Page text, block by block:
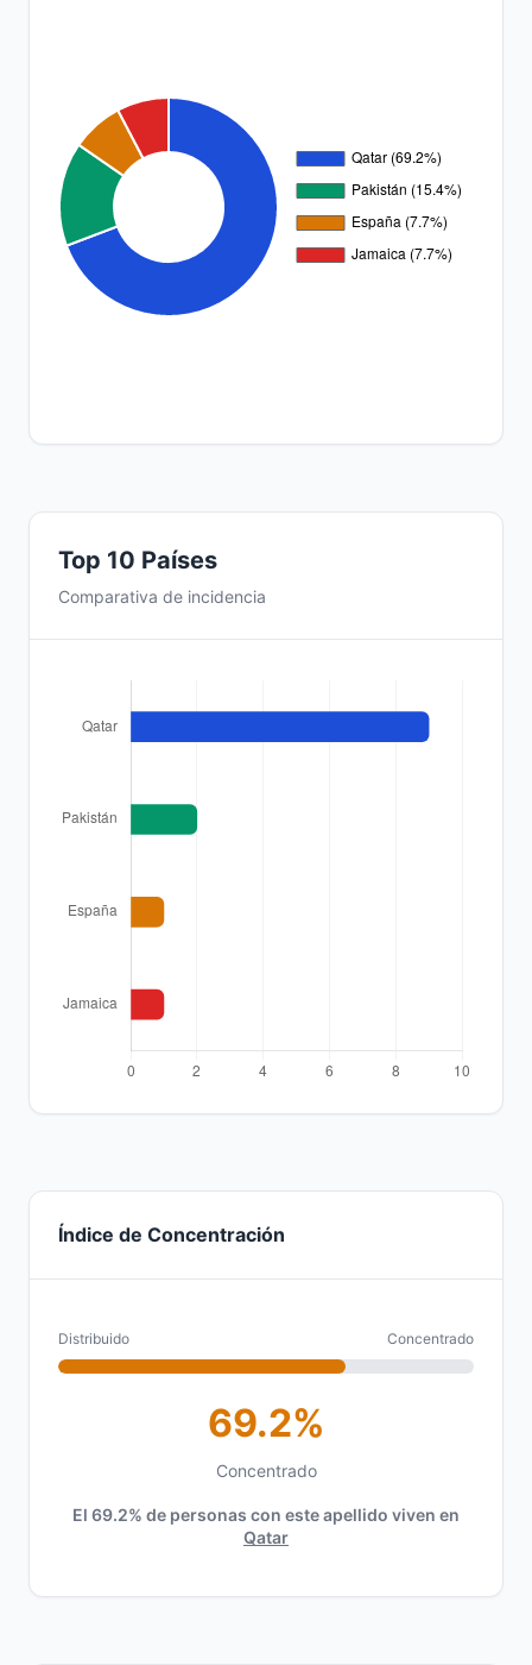
Top 10 Países
Comparativa de incidencia
Índice de Concentración
Distribuido Concentrado
69.2%
Concentrado
El 69.2% de personas con este apellido viven en
Qatar